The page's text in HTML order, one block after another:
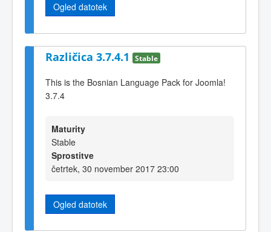
Ogled datotek
Različica 3.7.4.1 Stable
This is the Bosnian Language Pack for Joomla!
3.7.4
Maturity
Stable
Sprostitve
četrtek, 30 november 2017 23:00
Ogled datotek